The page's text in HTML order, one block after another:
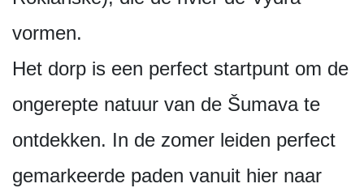
vormen.
Het dorp is een perfect startpunt om de
ongerepte natuur van de Šumava te
ontdekken. In de zomer leiden perfect
gemarkeerde paden vanuit hier naar